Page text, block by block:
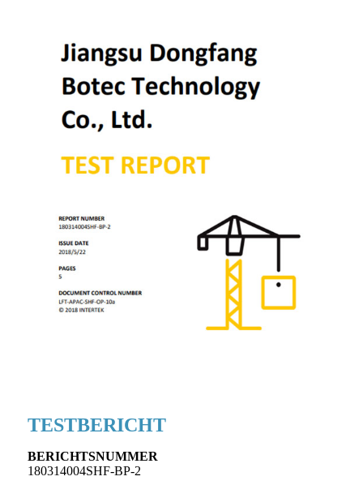
TESTBERICHT
BERICHTSNUMMER
180314004SHF-BP-2